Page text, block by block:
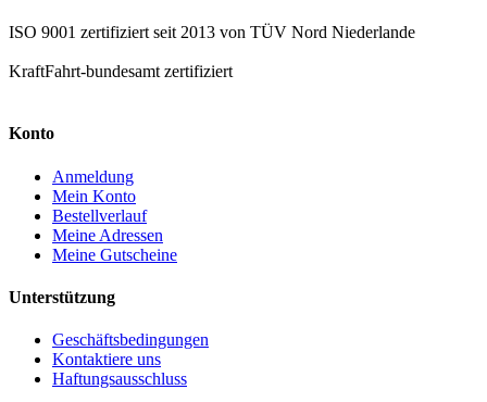
ISO 9001 zertifiziert seit 2013 von TÜV Nord Niederlande
KraftFahrt-bundesamt zertifiziert
Konto
Anmeldung
Mein Konto
Bestellverlauf
Meine Adressen
Meine Gutscheine
Unterstützung
Geschäftsbedingungen
Kontaktiere uns
Haftungsausschluss